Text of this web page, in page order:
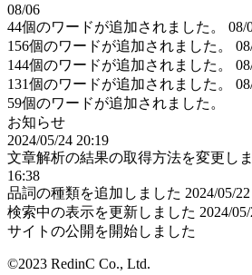
08/06
44個のワードが追加されました。
08/
156個のワードが追加されました。
144個のワードが追加されました。
131個のワードが追加されました。
59個のワードが追加されました。
お知らせ
2024/05/24 20:19
文章解析の結果の取得方法を変更しま
16:38
品詞の種類を追加しました 2024/05/
検索中の表示を更新しました 2024/
サイトの公開を開始しました
©2023 RedinC Co., Ltd.